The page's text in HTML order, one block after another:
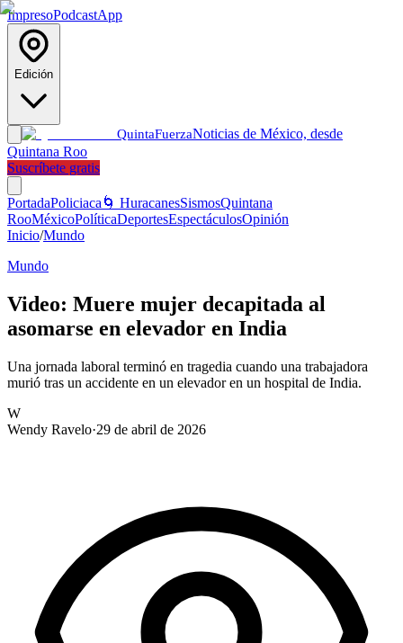
ImpresoPodcastApp
Edición
QuintaFuerzaNoticias de México, desde
Quintana Roo
Suscríbete gratis
PortadaPoliciaca 🌀 HuracanesSismosQuintana
RooMéxicoPolíticaDeportesEspectáculosOpinión
Inicio/Mundo
Mundo
Video: Muere mujer decapitada al
asomarse en elevador en India
Una jornada laboral terminó en tragedia cuando una trabajadora
murió tras un accidente en un elevador en un hospital de India.
W
Wendy Ravelo·29 de abril de 2026